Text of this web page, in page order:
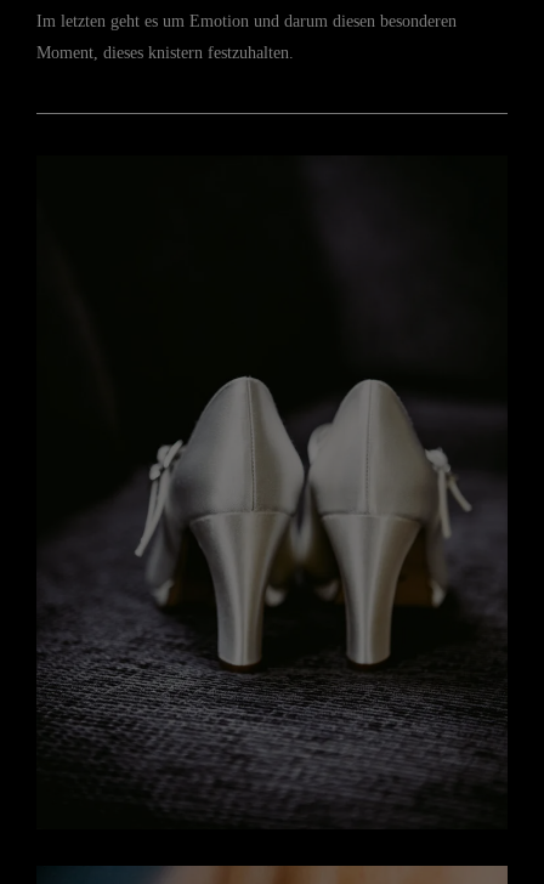
Im letzten geht es um Emotion und darum diesen besonderen
Moment, dieses knistern festzuhalten.